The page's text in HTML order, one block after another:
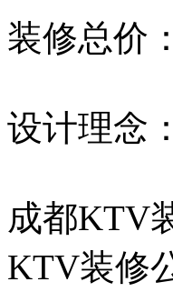
装修总价
设计理念：
成都KTV
KTV装修